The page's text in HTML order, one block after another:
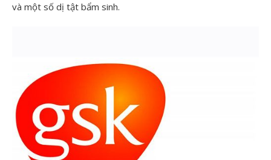
và một số dị tật bẩm sinh.